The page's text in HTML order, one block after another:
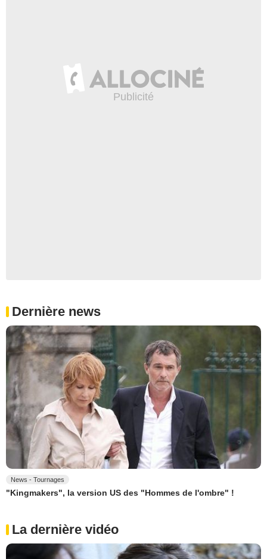
Dernière news
News - Tournages
"Kingmakers", la version US des "Hommes de l'ombre" !
La dernière vidéo